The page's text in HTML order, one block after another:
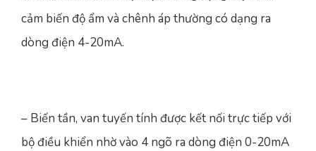
cảm biến độ ẩm và chênh áp thường có dạng ra
dòng điện 4-20mA.
– Biến tần, van tuyến tính được kết nối trực tiếp với
bộ điều khiển nhờ vào 4 ngõ ra dòng điện 0-20mA